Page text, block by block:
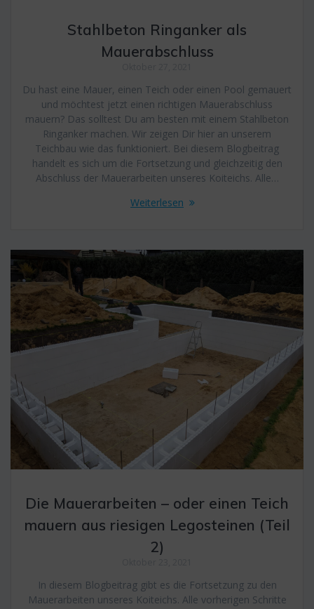
Stahlbeton Ringanker als
Mauerabschluss
Du hast eine Mauer, einen Teich oder einen Pool gemauert
und möchtest jetzt einen richtigen Mauerabschluss
mauern? Das solltest Du am besten mit einem Stahlbeton
Ringanker machen. Wir zeigen Dir hier an unserem
Teichbau wie das funktioniert. Bei diesem Blogbeitrag
handelt es sich um die Fortsetzung und gleichzeitig den
Abschluss der Mauerarbeiten unseres Koiteichs. Alle…
Weiterlesen
Die Mauerarbeiten – oder einen Teich
mauern aus riesigen Legosteinen (Teil
2)
In diesem Blogbeitrag gibt es die Fortsetzung zu den
Mauerarbeiten unseres Koiteichs. Alle vorherigen Schritte